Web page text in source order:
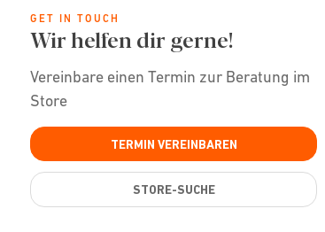
GET IN TOUCH
Wir helfen dir gerne!
Vereinbare einen Termin zur Beratung im
Store
TERMIN VEREINBAREN
STORE-SUCHE